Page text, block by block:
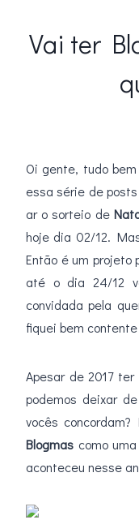
Vai ter
Oi gente, tudo
essa série de
ar o sorteio de
hoje dia 02/12.
Então é um projeto
até o dia 24/12
convidada pela
fiquei bem
Apesar de 2017
podemos deixar
vocês
Blogmas como
aconteceu nesse